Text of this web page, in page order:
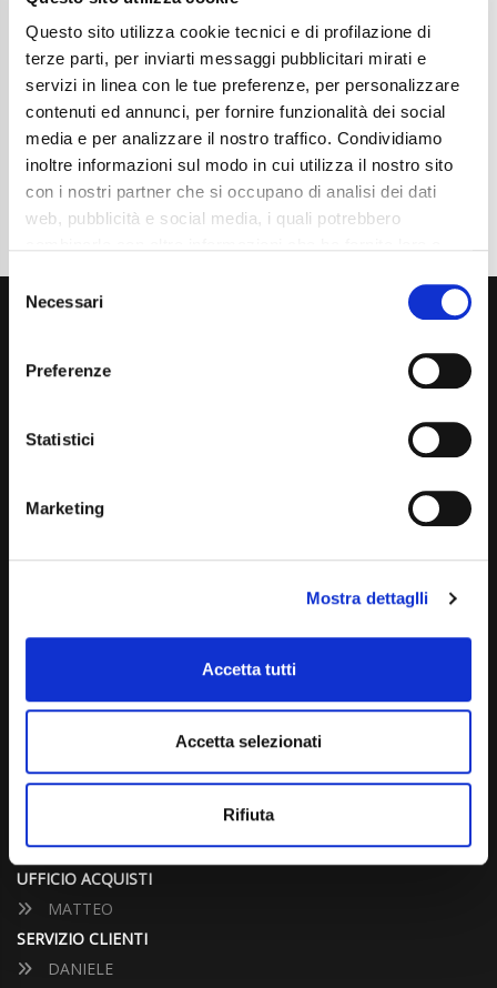
Questo sito utilizza cookie tecnici e di profilazione di
terze parti, per inviarti messaggi pubblicitari mirati e
servizi in linea con le tue preferenze, per personalizzare
contenuti ed annunci, per fornire funzionalità dei social
media e per analizzare il nostro traffico. Condividiamo
inoltre informazioni sul modo in cui utilizza il nostro sito
con i nostri partner che si occupano di analisi dei dati
web, pubblicità e social media, i quali potrebbero
mera chiusura del banner non comporta l’accettazione
tutti” o selezionando le diverse categorie di cookies
Consent
Selection
Necessari
Preferenze
Statistici
Marketing
Mostra dettaglli
Accetta tutti
Accetta selezionati
Rifiuta
Tipo Di Carburante
Diesel
Automatico
Normativa Euro
Euro 6c
Dettaglio
Via Giuditta Pasta 2, Como (CO) 22100
UFFICIO VENDITE
ALESSANDRO
UFFICIO ACQUISTI
MATTEO
SERVIZIO CLIENTI
DANIELE